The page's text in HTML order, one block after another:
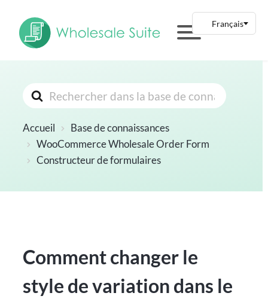
Rechercher
Accueil
Base de connaissances
WooCommerce Wholesale Order Form
Constructeur de formulaires
Comment changer le
style de variation dans le